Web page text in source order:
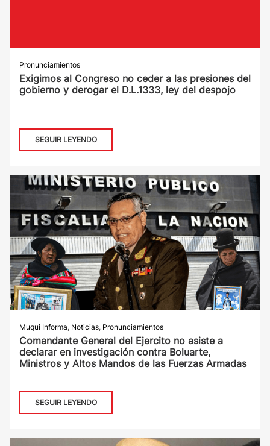
Pronunciamientos
Exigimos al Congreso no ceder a las presiones del
gobierno y derogar el D.L.1333, ley del despojo
SEGUIR LEYENDO
Muqui Informa, Noticias, Pronunciamientos
Comandante General del Ejercito no asiste a
declarar en investigación contra Boluarte,
Ministros y Altos Mandos de las Fuerzas Armadas
SEGUIR LEYENDO